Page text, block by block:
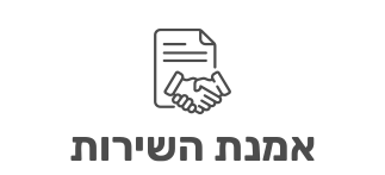
אמנת השירות